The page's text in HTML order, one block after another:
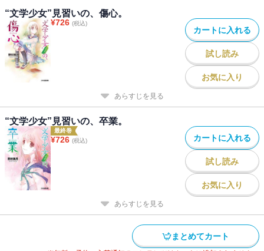
“文学少女”見習いの、傷心。
¥726 (税込)
カートに入れる
試し読み
お気に入り
あらすじを見る
“文学少女”見習いの、卒業。
最終巻
¥726 (税込) カートに入れる
試し読み
お気に入り
あらすじを見る
まとめてカート